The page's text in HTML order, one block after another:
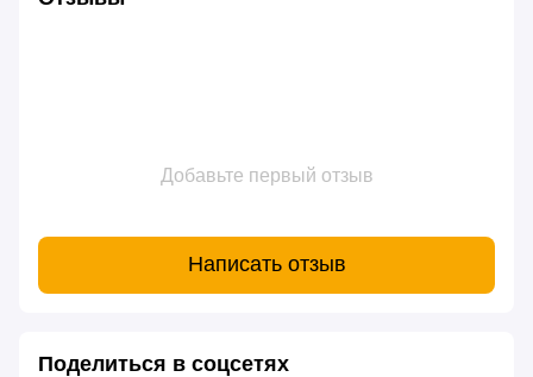
Добавьте первый отзыв
Написать отзыв
Поделиться в соцсетях